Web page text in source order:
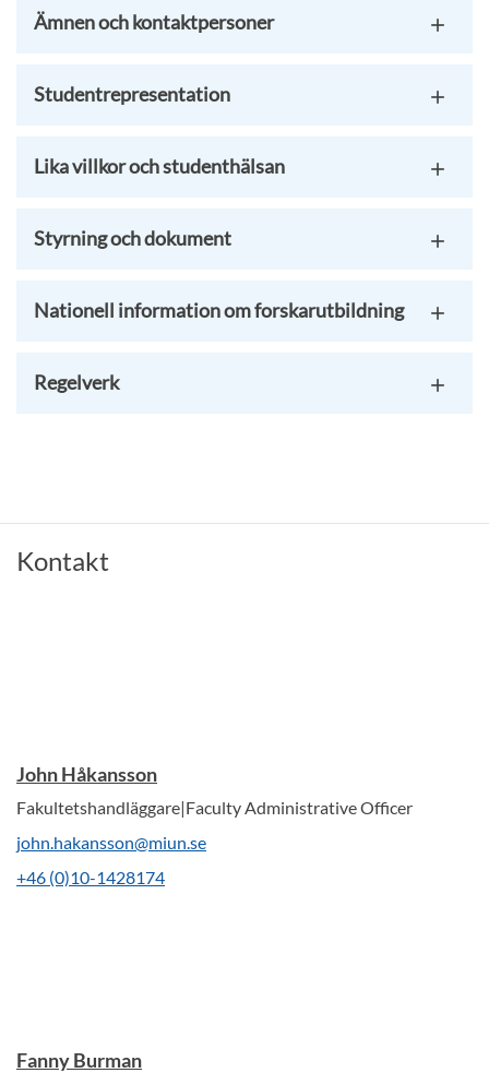
Ämnen och kontaktpersoner
Studentrepresentation
Lika villkor och studenthälsan
Styrning och dokument
Nationell information om forskarutbildning
Regelverk
Kontakt
John Håkansson
Fakultetshandläggare|Faculty Administrative Officer
john.hakansson@miun.se
+46 (0)10-1428174
Fanny Burman